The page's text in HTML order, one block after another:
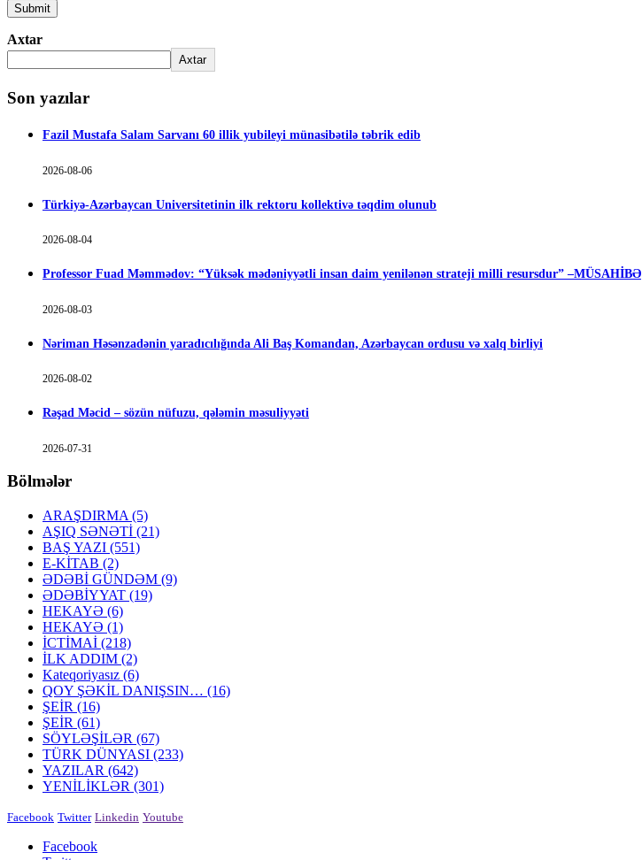
Axtar
Axtar
Son yazılar
Fazil Mustafa Salam Sarvanı 60 illik yubileyi münasibətilə təbrik edib
2026-08-06
Türkiyə-Azərbaycan Universitetinin ilk rektoru kollektivə təqdim olunub
2026-08-04
Professor Fuad Məmmədov: “Yüksək mədəniyyətli insan daim yenilənən strateji milli resursdur” –MÜSAHİBƏ
2026-08-03
Nəriman Həsənzadənin yaradıcılığında Ali Baş Komandan, Azərbaycan ordusu və xalq birliyi
2026-08-02
Rəşad Məcid – sözün nüfuzu, qələmin məsuliyyəti
2026-07-31
Bölmələr
ARAŞDIRMA (5)
AŞIQ SƏNƏTİ (21)
BAŞ YAZI (551)
E-KİTAB (2)
ƏDƏBİ GÜNDƏM (9)
ƏDƏBİYYAT (19)
HEKAYƏ (6)
HEKAYƏ (1)
İCTİMAİ (218)
İLK ADDIM (2)
Kateqoriyasız (6)
QOY ŞƏKİL DANIŞSIN… (16)
ŞEİR (16)
ŞEİR (61)
SÖYLƏŞİLƏR (67)
TÜRK DÜNYASI (233)
YAZILAR (642)
YENİLİKLƏR (301)
Facebook Twitter Linkedin Youtube
Facebook